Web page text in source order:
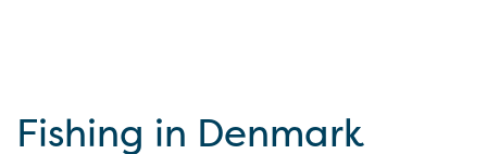
Fishing in Denmark